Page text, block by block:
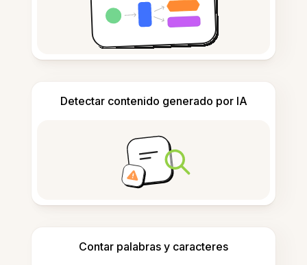
Detectar contenido generado por IA
Contar palabras y caracteres